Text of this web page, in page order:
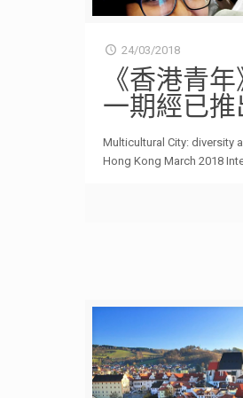
24/03/2018
《香港青
一期經已推
Multicultural City: diversity
Hong Kong March 2018